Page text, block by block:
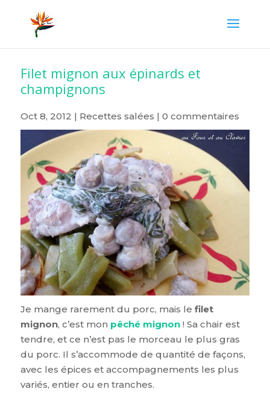
Filet mignon aux épinards et
champignons
Oct 8, 2012 | Recettes salées | 0 commentaires
Je mange rarement du porc, mais le filet
mignon, c’est mon pêché mignon! Sa chair est
tendre, et ce n’est pas le morceau le plus gras
du porc. Il s’accommode de quantité de façons,
avec les épices et accompagnements les plus
variés, entier ou en tranches.